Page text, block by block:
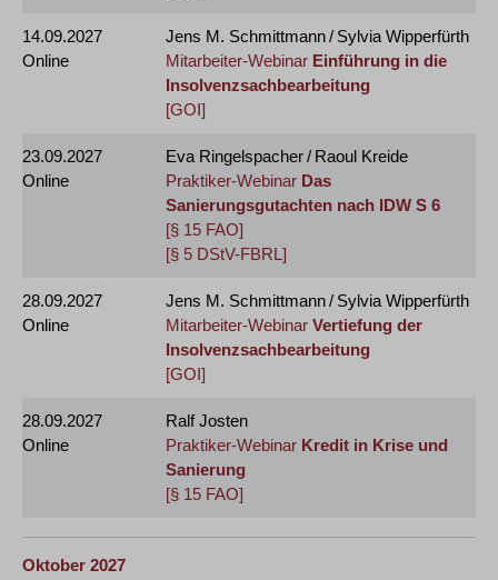
14.09.2027
Online
Jens M. Schmittmann / Sylvia Wipperfürth
Mitarbeiter-Webinar Einführung in die
Insolvenzsachbearbeitung
[GOI]
23.09.2027
Online
Eva Ringelspacher / Raoul Kreide
Praktiker-Webinar Das
Sanierungsgutachten nach IDW S 6
[§ 15 FAO]
[§ 5 DStV-FBRL]
28.09.2027
Online
Jens M. Schmittmann / Sylvia Wipperfürth
Mitarbeiter-Webinar Vertiefung der
Insolvenzsachbearbeitung
[GOI]
28.09.2027
Online
Ralf Josten
Praktiker-Webinar Kredit in Krise und
Sanierung
[§ 15 FAO]
Oktober 2027